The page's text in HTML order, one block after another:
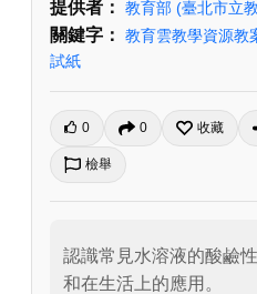
提供者： 教育部 (臺北市立
關鍵字： 教育雲教學資源教
試紙
0 0 收藏
檢舉
認識常見水溶液的酸鹼
和在生活上的應用。